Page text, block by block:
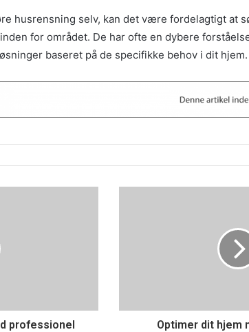
husrensning selv, kan det være fordelagtigt at
for området. De har ofte en dybere
baseret på de specifikke behov i dit hjem.
professionel
Optimer dit hjem